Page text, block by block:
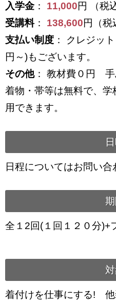
入学金 ： 11,000円 （税
受講料： 138,600円（税
支払い制度 ： クレジッ
円～)もございます。
その他： 教材費０円 手
着物・帯等は無料で、
用できます。
日程についてはお問い合
全１2回(１回１２０分)+
着付けを仕事にする! 他